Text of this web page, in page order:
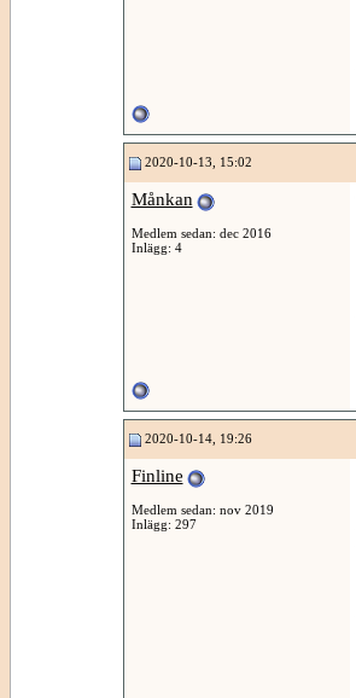
2020-10-13, 15:02
Månkan
Medlem sedan: dec 2016
Inlägg: 4
2020-10-14, 19:26
Finline
Medlem sedan: nov 2019
Inlägg: 297